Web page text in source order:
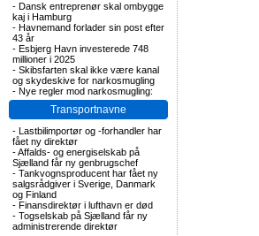
- Dansk entreprenør skal ombygge
kaj i Hamburg
- Havnemand forlader sin post efter
43 år
- Esbjerg Havn investerede 748
millioner i 2025
- Skibsfarten skal ikke være kanal
og skydeskive for narkosmugling
- Nye regler mod narkosmugling:
Transportnavne
- Lastbilimportør og -forhandler har
fået ny direktør
-Affalds- og energiselskab på
Sjælland får ny genbrugschef
- Tankvognsproducent har fået ny
salgsrådgiver i Sverige, Danmark
og Finland
- Finansdirektør i lufthavn er død
- Togselskab på Sjælland får ny
administrerende direktør